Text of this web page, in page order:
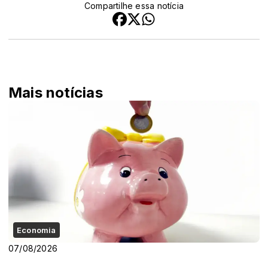
Compartilhe essa notícia
Mais notícias
Economia
07/08/2026